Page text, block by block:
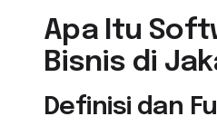
Apa Itu
Bisnis di
Definisi dan